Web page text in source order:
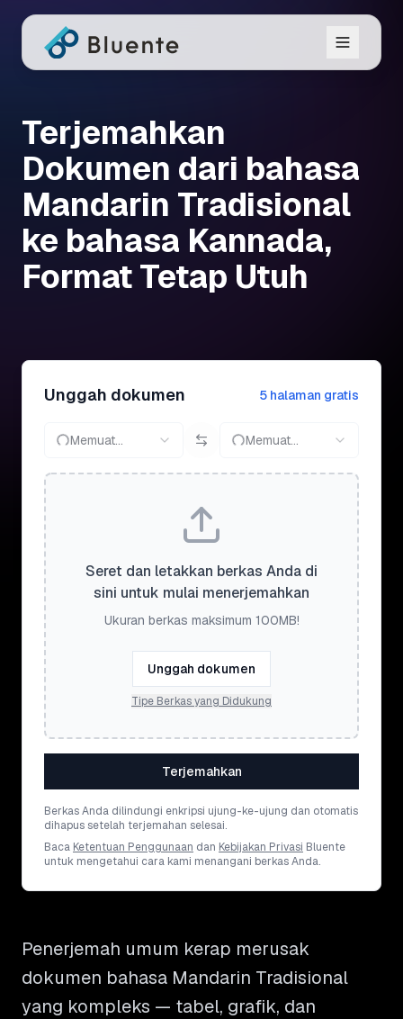
Terjemahkan
Dokumen dari bahasa
Mandarin Tradisional
ke bahasa Kannada,
Format Tetap Utuh
Unggah dokumen 5 halaman gratis
Memuat... Memuat...
Seret dan letakkan berkas Anda di
sini untuk mulai menerjemahkan
Ukuran berkas maksimum 100MB!
Unggah dokumen
Tipe Berkas yang Didukung
Terjemahkan
Berkas Anda dilindungi enkripsi ujung-ke-ujung dan otomatis
dihapus setelah terjemahan selesai.
Baca Ketentuan Penggunaan dan Kebijakan Privasi Bluente
untuk mengetahui cara kami menangani berkas Anda.
Penerjemah umum kerap merusak
dokumen bahasa Mandarin Tradisional
yang kompleks — tabel, grafik, dan